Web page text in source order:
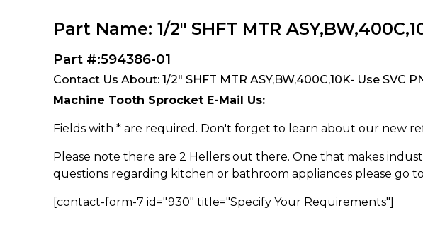
Part Name: 1/2" SHFT MTR
Part #:594386-01
Contact Us About: 1/2" SHFT MTR ASY,BW,400C,10K- Use SVC
Machine Tooth Sprocket E-Mail Us:
Fields with * are required. Don't forget to learn about our new
Please note there are 2 Hellers out there. One that makes
questions regarding kitchen or bathroom appliances please go
[contact-form-7 id="930" title="Specify Your Requirements"]